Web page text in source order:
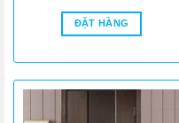
ĐẶT HÀNG